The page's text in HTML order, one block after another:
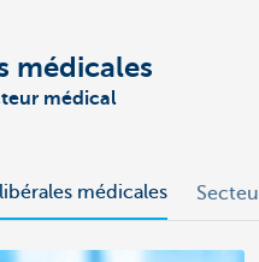
médicales
médical
médicales